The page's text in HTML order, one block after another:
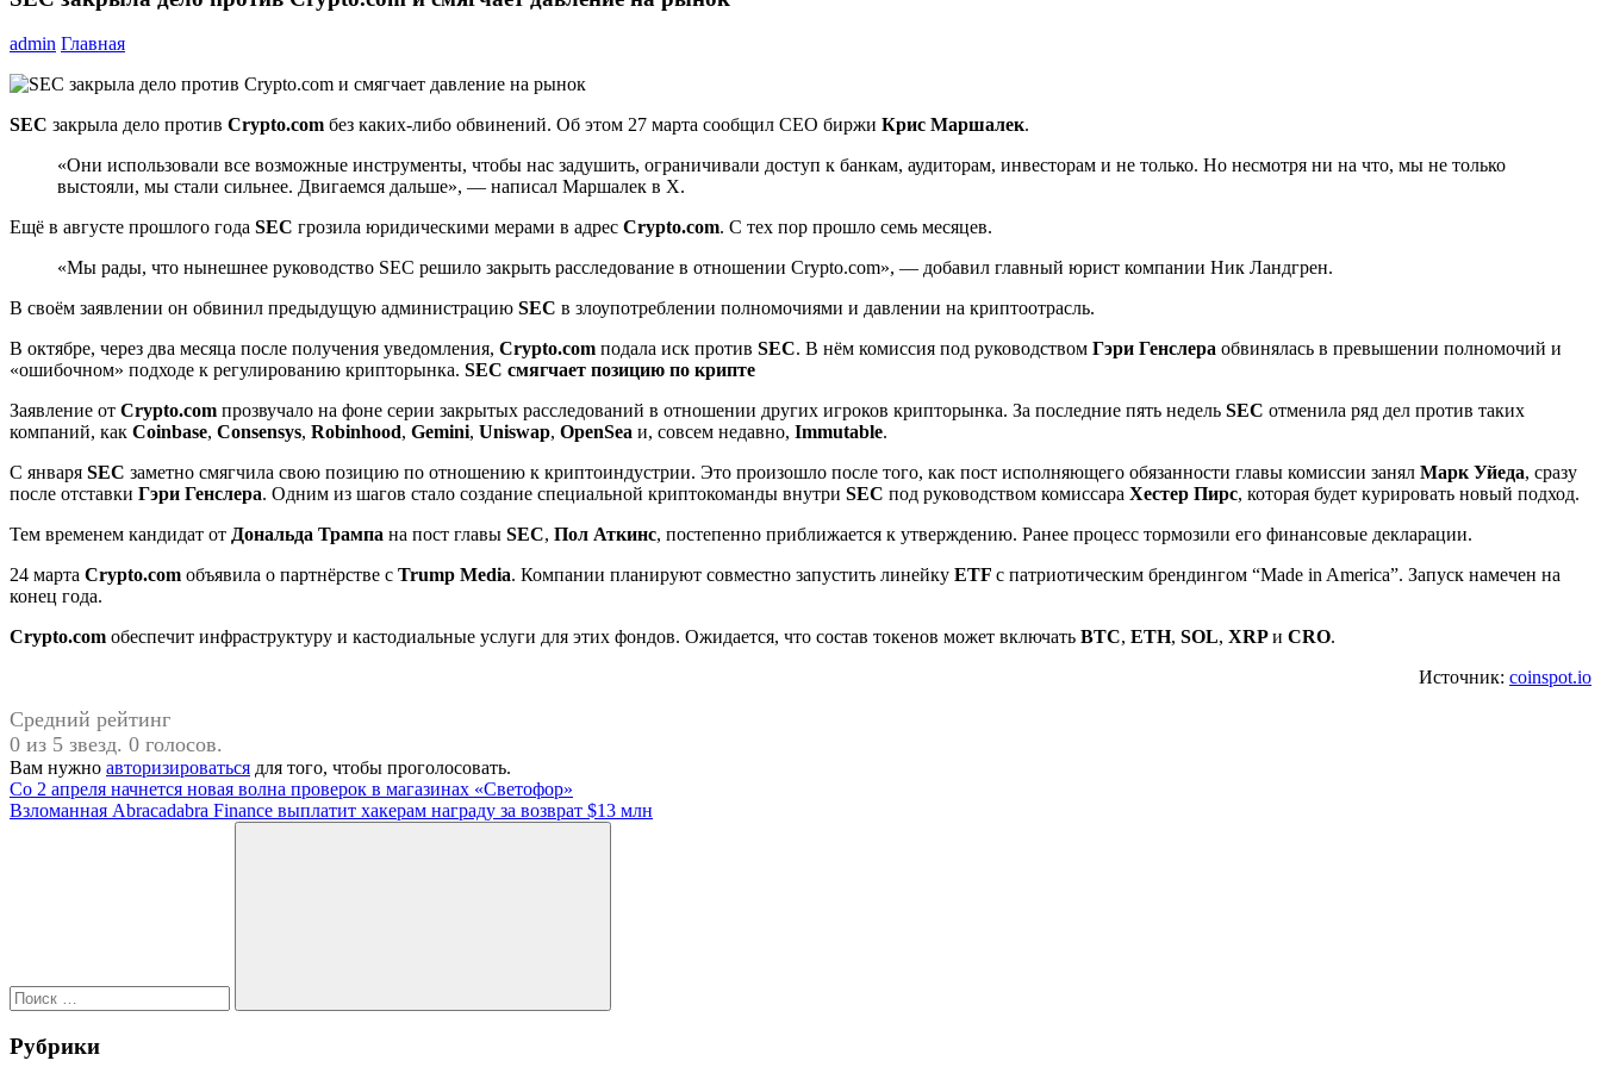
admin Главная
SEC закрыла дело против Crypto.com без каких-либо обвинений. Об этом 27 марта сообщил CEO биржи Крис Маршалек.
«Они использовали все возможные инструменты, чтобы нас задушить, ограничивали доступ к банкам, аудиторам, инвесторам и не только. Но несмотря ни на что, мы не только
выстояли, мы стали сильнее. Двигаемся дальше», — написал Маршалек в X.
Ещё в августе прошлого года SEC грозила юридическими мерами в адрес Crypto.com. С тех пор прошло семь месяцев.
«Мы рады, что нынешнее руководство SEC решило закрыть расследование в отношении Crypto.com», — добавил главный юрист компании Ник Ландгрен.
В своём заявлении он обвинил предыдущую администрацию SEC в злоупотреблении полномочиями и давлении на криптоотрасль.
В октябре, через два месяца после получения уведомления, Crypto.com подала иск против SEC. В нём комиссия под руководством Гэри Генслера обвинялась в превышении полномочий и
«ошибочном» подходе к регулированию крипторынка. SEC смягчает позицию по крипте
Заявление от Crypto.com прозвучало на фоне серии закрытых расследований в отношении других игроков крипторынка. За последние пять недель SEC отменила ряд дел против таких
компаний, как Coinbase, Consensys, Robinhood, Gemini, Uniswap, OpenSea и, совсем недавно, Immutable.
С января SEC заметно смягчила свою позицию по отношению к криптоиндустрии. Это произошло после того, как пост исполняющего обязанности главы комиссии занял Марк Уйеда, сразу
после отставки Гэри Генслера. Одним из шагов стало создание специальной криптокоманды внутри SEC под руководством комиссара Хестер Пирс, которая будет курировать новый подход.
Тем временем кандидат от Дональда Трампа на пост главы SEC, Пол Аткинс, постепенно приближается к утверждению. Ранее процесс тормозили его финансовые декларации.
24 марта Crypto.com объявила о партнёрстве с Trump Media. Компании планируют совместно запустить линейку ETF с патриотическим брендингом “Made in America”. Запуск намечен на
конец года.
Crypto.com обеспечит инфраструктуру и кастодиальные услуги для этих фондов. Ожидается, что состав токенов может включать BTC, ETH, SOL, XRPи CRO.
Источник: coinspot.io
Средний рейтинг
0 из 5 звезд. 0 голосов.
Вам нужно авторизироваться для того, чтобы проголосовать.
Навигация
по
Предыдущая
запись:
Со 2 апреля начнется новая волна проверок в магазинах «Светофор»
Следующая
Взломанная Abracadabra Finance выплатит хакерам награду за возврат $13 млн
Поиск
Рубрики